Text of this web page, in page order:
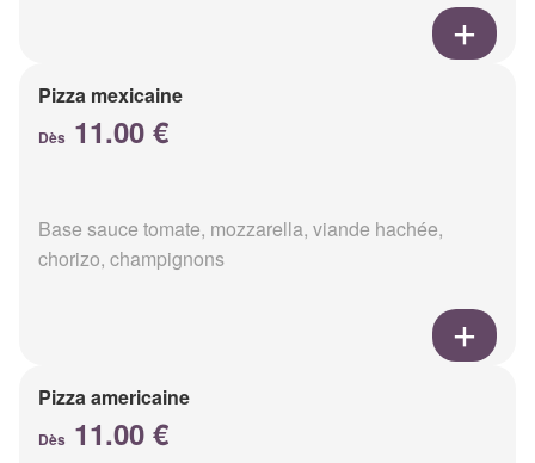
Pizza mexicaine
Dès 11.00 €
Base sauce tomate, mozzarella, viande hachée,
chorizo, champignons
Pizza americaine
Dès 11.00 €